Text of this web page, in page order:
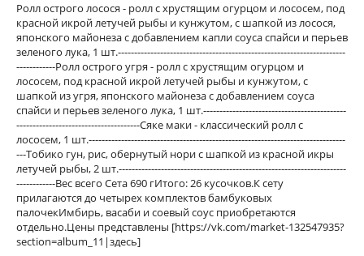
Ролл острого лосося - ролл с хрустящим огурцом и лососем, под
красной икрой летучей рыбы и кунжутом, с шапкой из лосося,
японского майонеза с добавлением капли соуса спайси и перьев
зеленого лука, 1 шт.----------------------------------------------------------------------
------------Ролл острого угря - ролл с хрустящим огурцом и
лососем, под красной икрой летучей рыбы и кунжутом, с
шапкой из угря, японского майонеза с добавлением соуса
спайси и перьев зеленого лука, 1 шт.--------------------------------------------
--------------------------------------Сяке маки - классический ролл с
лососем, 1 шт.-------------------------------------------------------------------------------
---Тобико гун, рис, обернутый нори с шапкой из красной икры
летучей рыбы, 2 шт.----------------------------------------------------------------------
------------Вес всего Сета 690 гИтого: 26 кусочков.К сету
прилагаются до четырех комплектов бамбуковых
палочекИмбирь, васаби и соевый соус приобретаются
отдельно.Цены представлены [https://vk.com/market-132547935?
section=album_11|здесь]